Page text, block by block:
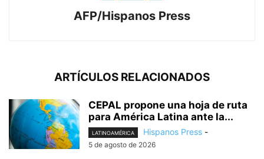
AFP/Hispanos Press
ARTÍCULOS RELACIONADOS
CEPAL propone una hoja de ruta
para América Latina ante la...
LATINOAMÉRICA Hispanos Press -
5 de agosto de 2026